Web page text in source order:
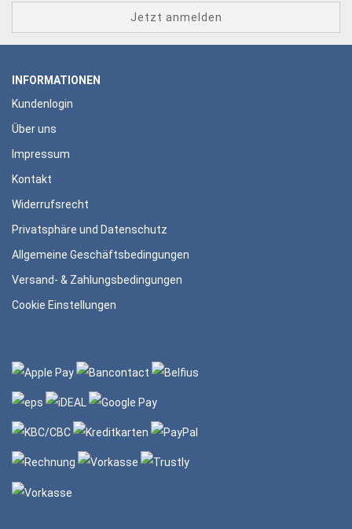
INFORMATIONEN
Kundenlogin
Über uns
Impressum
Kontakt
Widerrufsrecht
Privatsphäre und Datenschutz
Allgemeine Geschäftsbedingungen
Versand- & Zahlungsbedingungen
Cookie Einstellungen